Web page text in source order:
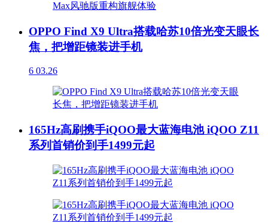
OPPO Find X9 Ultra搭载哈苏10倍光变天眼长
焦，把增距镜装进手机
6 03.26
165Hz高刷携手iQOO最大蓝海电池 iQOO Z11
系列首销价到手1499元起